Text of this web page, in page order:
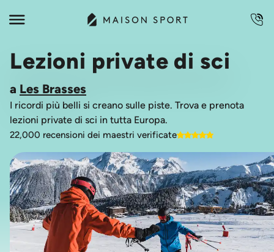
Lezioni private di sci
a Les Brasses
I ricordi più belli si creano sulle piste. Trova e prenota
lezioni private di sci in tutta Europa.
22,000 recensioni dei maestri verificate